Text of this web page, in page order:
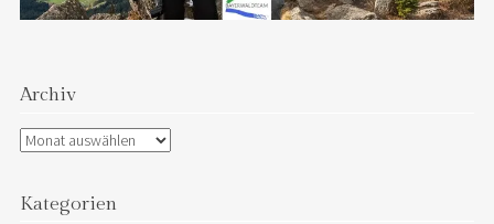
Archiv
Archiv
Kategorien